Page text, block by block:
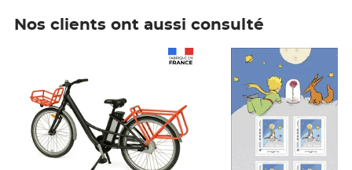
Nos clients ont aussi consulté
Prix 6,25€ HT